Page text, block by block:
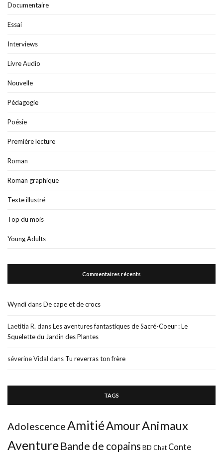
Documentaire
Essai
Interviews
Livre Audio
Nouvelle
Pédagogie
Poésie
Première lecture
Roman
Roman graphique
Texte illustré
Top du mois
Young Adults
Commentaires récents
WyndidansDe cape et de crocs
Laetitia R. dansLes aventures fantastiques de Sacré-Coeur : Le
Squelette du Jardin des Plantes
séverine Vidal dans Tu reverras ton frère
TAGS
Adolescence AmitiéAmourAnimaux
Aventure Bande de copains BD Chat Conte